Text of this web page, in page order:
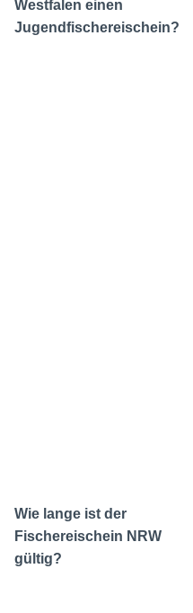
Westfalen einen
Jugendfischereischein?
Wie lange ist der
Fischereischein NRW
gültig?